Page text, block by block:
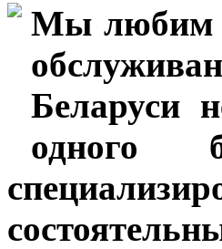
Мы любим
Беларуси
одного